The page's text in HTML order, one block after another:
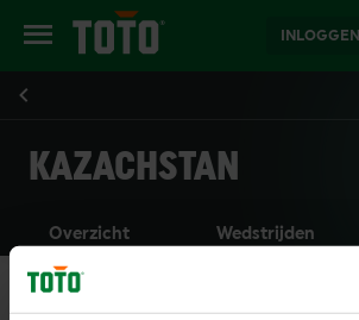
INLOGGEN
KAZACHSTAN
Overzicht Wedstrijden